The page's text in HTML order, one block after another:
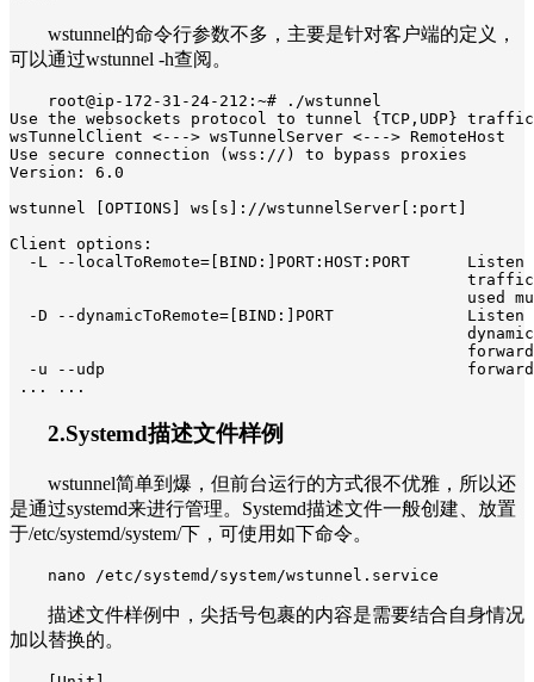
wstunnel的命令行参数不多，主要是针对客户端的定义，
可以通过wstunnel -h查阅。
root@ip-172-31-24-212:~# ./wstunnel
Use the websockets protocol to tunnel {TCP,UDP} traffic
wsTunnelClient <---> wsTunnelServer <---> RemoteHost
Use secure connection (wss://) to bypass proxies
Version: 6.0
wstunnel [OPTIONS] ws[s]://wstunnelServer[:port]
Client options:
-L --localToRemote=[BIND:]PORT:HOST:PORT      Listen
used
-D --dynamicToRemote=[BIND:]PORT              Listen
-u --udp
2.Systemd描述文件样例
wstunnel简单到爆，但前台运行的方式很不优雅，所以还
是通过systemd来进行管理。Systemd描述文件一般创建、放置
于/etc/systemd/system/下，可使用如下命令。
nano /etc/systemd/system/wstunnel.service
描述文件样例中，尖括号包裹的内容是需要结合自身情况
加以替换的。